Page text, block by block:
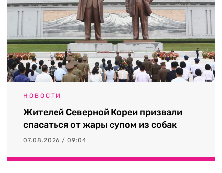
НОВОСТИ
Жителей Северной Кореи призвали
спасаться от жары супом из собак
07.08.2026 / 09:04